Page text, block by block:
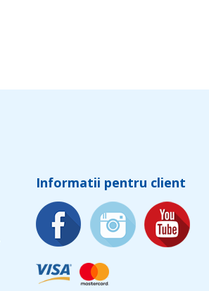
Informatii pentru client